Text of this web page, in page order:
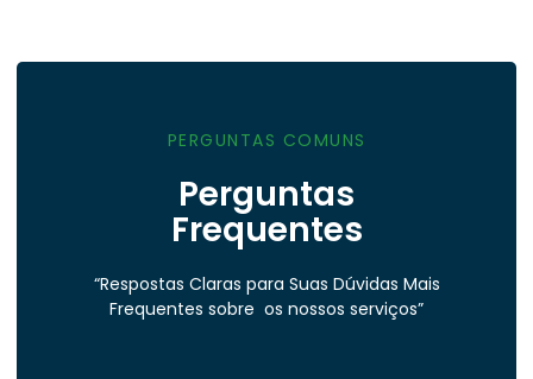
PERGUNTAS COMUNS
Perguntas
Frequentes
“Respostas Claras para Suas Dúvidas Mais
Frequentes sobre os nossos serviços”